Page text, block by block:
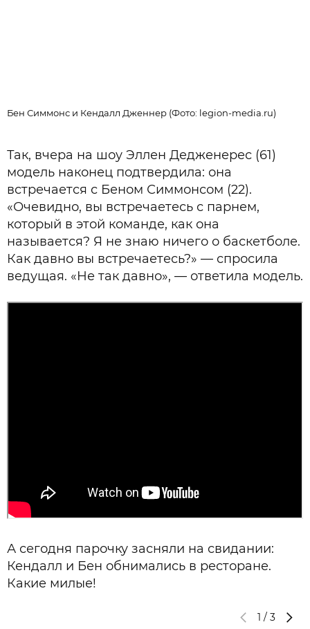
Бен Симмонс и Кендалл Дженнер (Фото: legion-media.ru)
Так, вчера на шоу Эллен Дедженерес (61)
модель наконец подтвердила: она
встречается с Беном Симмонсом (22).
«Очевидно, вы встречаетесь с парнем,
который в этой команде, как она
называется? Я не знаю ничего о баскетболе.
Как давно вы встречаетесь?» — спросила
ведущая. «Не так давно», — ответила модель.
А сегодня парочку засняли на свидании:
Кендалл и Бен обнимались в ресторане.
Какие милые!
1 / 3